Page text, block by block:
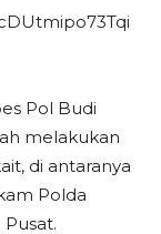
Pol Budi
melakukan
di antaranya
Polda